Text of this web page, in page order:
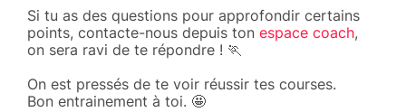
Si tu as des questions pour approfondir certains
points, contacte-nous depuis ton espace coach,
on sera ravi de te répondre ! 🏃
On est pressés de te voir réussir tes courses.
Bon entrainement à toi. 🤩